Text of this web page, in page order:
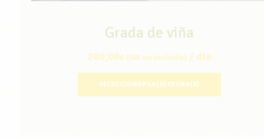
Grada de viña
200,00€ (IVA no incluido) / día
SELECCIONAR LA(S) FECHA(S)